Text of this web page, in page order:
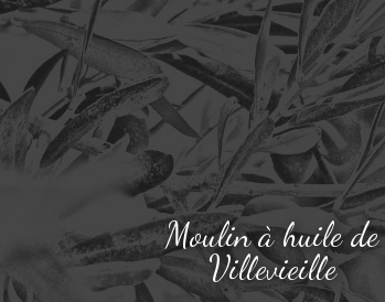
Moulin à huile de
Villevieille